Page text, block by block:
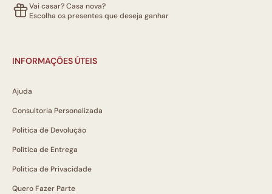
Vai casar? Casa nova?
Escolha os presentes que deseja ganhar
INFORMAÇÕES ÚTEIS
Ajuda
Consultoria Personalizada
Política de Devolução
Política de Entrega
Política de Privacidade
Quero Fazer Parte